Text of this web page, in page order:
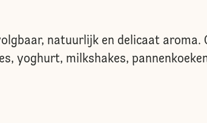
natuurlijk en delicaat aroma.
yoghurt, milkshakes,